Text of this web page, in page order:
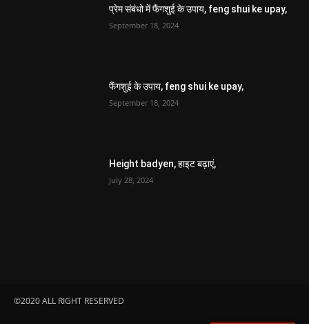
प्रेम संबंधो में फैंगशुई के उपाय, feng shui ke upay,
September 18, 2024
फैंगशुई के उपाय, feng shui ke upay,
September 18, 2024
Height badyen, हाइट बढ़ाएं,
July 28, 2024
©2020 ALL RIGHT RESERVED